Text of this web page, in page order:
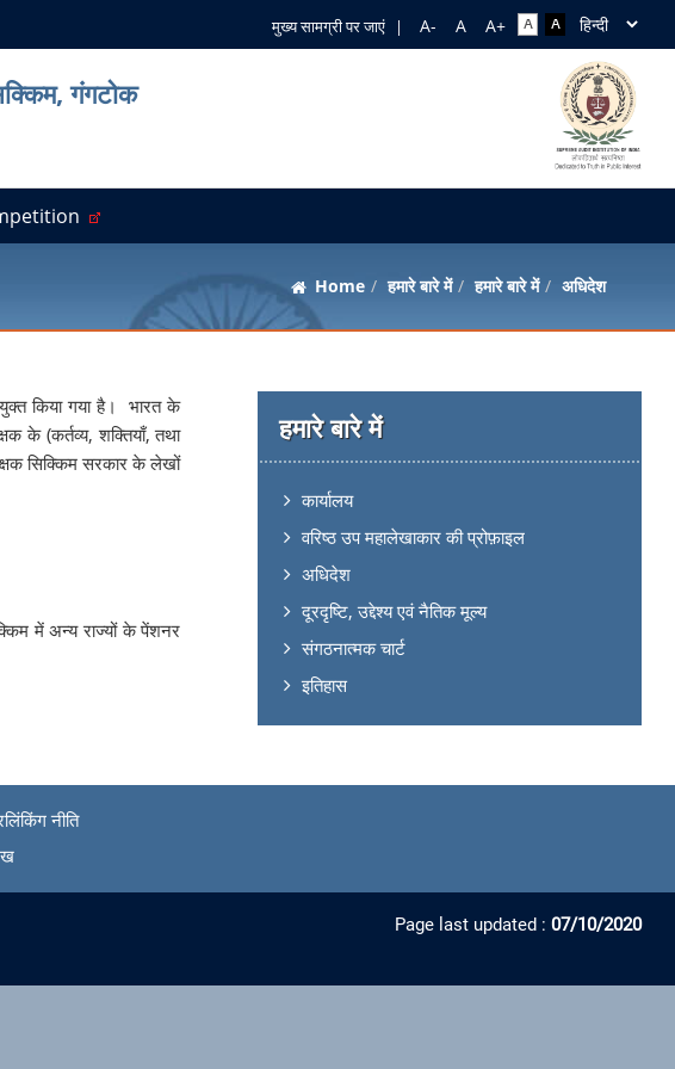
मुख्य सामग्री पर जाएं |
गंगटोक
Home हमारे बारे में हमारे बारे में अधिदेश
हमारे बारे में
कार्यालय
वरिष्ठ उप महालेखाकार की प्रोफ़ाइल
अधिदेश
दूरदृष्टि, उद्देश्य एवं नैतिक मूल्य
संगठनात्मक चार्ट
इतिहास
किया गया है। भारत के
के (कर्तव्य, शक्तियाँ, तथा
सिक्किम सरकार के लेखों
में अन्य राज्यों के पेंशनर
नीति
Page last updated : 07/10/2020